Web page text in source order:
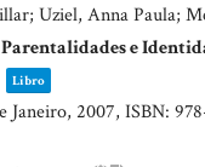
Uziel, Anna Paula;
e
Libro
Janeiro, 2007, ISBN: